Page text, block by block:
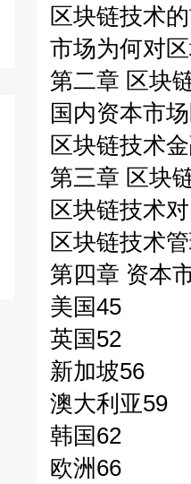
区块链技术
市场为何对
第二章 区块
国内资本市
区块链技术
第三章 区块
区块链技术
区块链技术
第四章 资本
美国45
英国52
新加坡56
澳大利亚59
韩国62
欧洲66